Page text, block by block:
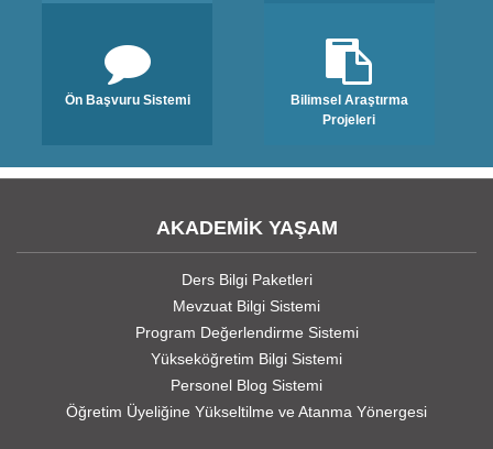
Ön Başvuru Sistemi
Bilimsel Araştırma
Projeleri
AKADEMİK YAŞAM
Ders Bilgi Paketleri
Mevzuat Bilgi Sistemi
Program Değerlendirme Sistemi
Yükseköğretim Bilgi Sistemi
Personel Blog Sistemi
Öğretim Üyeliğine Yükseltilme ve Atanma Yönergesi